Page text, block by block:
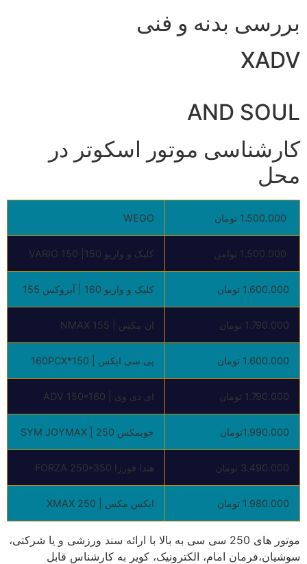
بررسی بدنه و فنی
XADV
AND SOUL
کارشناسی موتور اسکوتر در
محل
WEGO
کلیک و واریو 150| VARIO 150
1.600.000 تومان کلیک و واریو 160 | آیروکس 155
1.790.000 تومان ان مکس | 155 NMAX
1.600.000 تومان پی سی ایکس | 150*160PCX
1.790.000 تومان ای دی وی | ADV 150*160
1.990.000‌تومان جویمکس 250 | SYM JOYMAX
3.490.000 تومان هندا فورزا FORZA 250*350
1.980.000 تومان ایکس مکس | XMAX 250
موتور های 250 سی سی به بالا با ارائه سند ورزشی و یا شرکتی،
سوشیان،فرمان امام، الکترونیک، کویر به کارشناس قابل